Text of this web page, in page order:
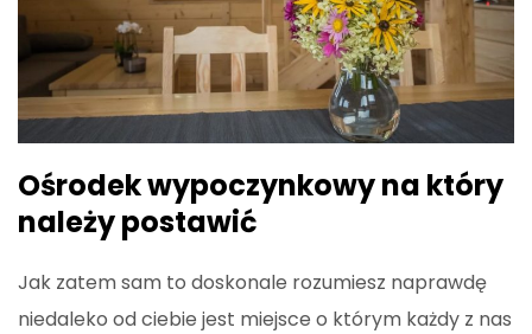
Ośrodek wypoczynkowy na który
należy postawić
Jak zatem sam to doskonale rozumiesz naprawdę
niedaleko od ciebie jest miejsce o którym każdy z nas